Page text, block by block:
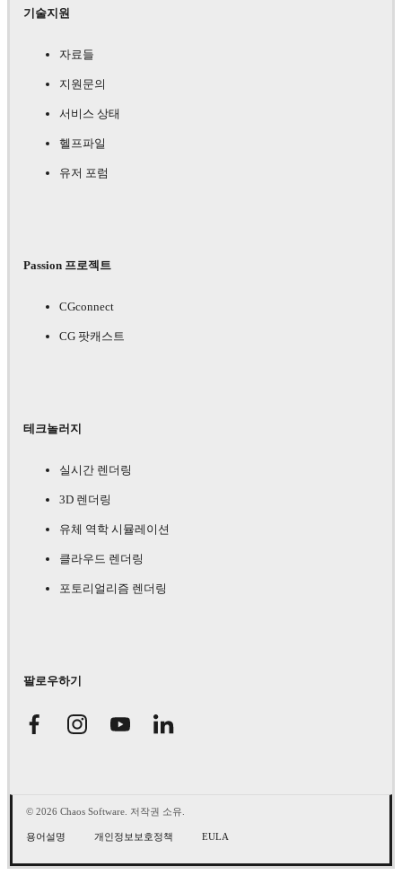
기술지원
자료들
지원문의
서비스 상태
헬프파일
유저 포럼
Passion 프로젝트
CGconnect
CG 팟캐스트
테크놀러지
실시간 렌더링
3D 렌더링
유체 역학 시뮬레이션
클라우드 렌더링
포토리얼리즘 렌더링
팔로우하기
© 2026 Chaos Software. 저작권 소유.
용어설명 개인정보보호정책 EULA